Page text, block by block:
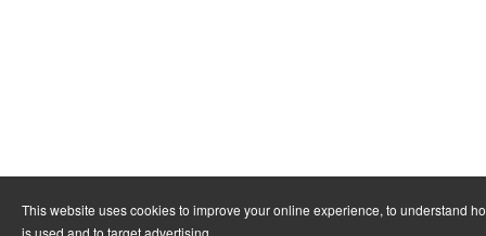
This website uses cookies to improve your online experience, to understand
is used and to target advertising.